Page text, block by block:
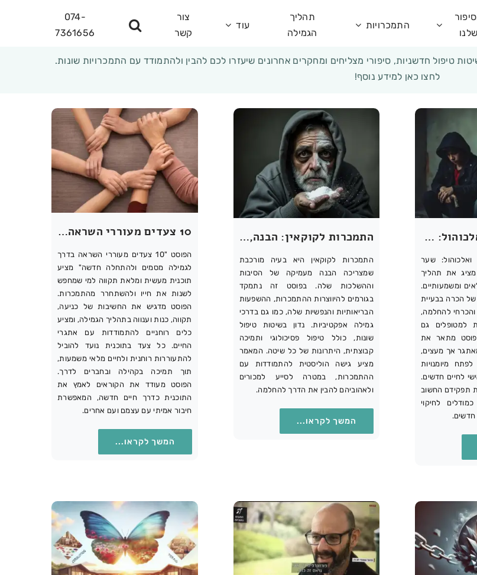
שלנו
התמכרויות
תהליך
הגמילה
עוד
צור
קשר
074-
7361656
וגמילה
טיפול חדשניות, סיפורי מצליחים ומחקרים אחרונים שיעזרו לכם להבין ולהתמודד עם התמכרויות שונות.
לחצו כאן למידע נוסף!
גמילה מסמים ואלכוהול: שער לחיים חדשים ומלאים
שער
מציג את תהליך
ומשמעותיים.
הכרה בבעיית
להחלמה,
למטופלים גם
מתאר את
אך מעצים,
מיומנויות
לחיים חדשים.
תפקידם החשוב
לחיקוי
חדשים.
התמכרות לקוקאין: הבנה, השלכות, ודרכי גמילה
התמכרות לקוקאין היא בעיה מורכבת
שמצריכה הבנה מעמיקה של הסיבות
וההשלכות שלה. בפוסט זה נתמקד
בגורמים להיווצרות ההתמכרות, ההשפעות
הבריאותיות והנפשיות שלה, כמו גם בדרכי
גמילה אפקטיביות. נדון בשיטות טיפול
שונות, כולל טיפול פסיכולוגי ותמיכה
קבוצתית, היתרונות של כל שיטה. המאמר
מציע גישה הוליסטית להתמודדות עם
ההתמכרות, במטרה לסייע למכורים
ולאהוביהם להבין את הדרך להחלמה.
המשך לקראו...
10 צעדים מעוררי השראה בדרך לגמילה מסמים ולהתחלה חדשה
הפוסט "10 צעדים מעוררי השראה בדרך
לגמילה מסמים ולהתחלה חדשה" מציע
תוכנית מעשית ומלאת תקווה למי שמחפש
לשנות את חייו ולהשתחרר מהתמכרות.
הפוסט מדגיש את החשיבות של כניעה,
תקווה, כנות וענווה בתהליך הגמילה, ומציע
כלים רוחניים להתמודדות עם אתגרי
החיים. כל צעד בתוכנית נועד להוביל
להתעוררות רוחנית ולחיים מלאי משמעות,
תוך תמיכה בקהילה ובחברים לדרך.
הפוסט מעודד את הקוראים לאמץ את
התוכנית כדרך חיים חדשה, המאפשרת
חיבור אמיתי עם עצמם ועם אחרים.
המשך לקראו...